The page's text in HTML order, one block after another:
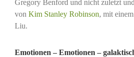
Gregory Benford und nicht zuletzt
von Kim Stanley Robinson, mit
Liu.
Emotionen – Emotionen –